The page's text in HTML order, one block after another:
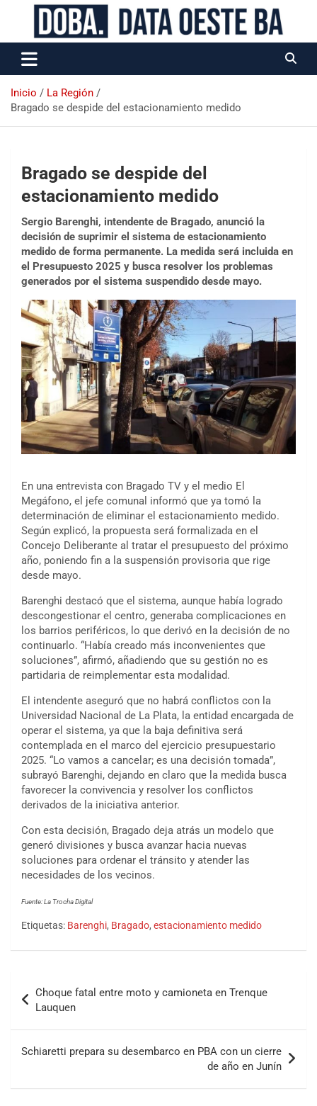
Data Oeste BA
Inicio
La Región
Bragado se despide del estacionamiento medido
Bragado se despide del
estacionamiento medido
Sergio Barenghi, intendente de Bragado, anunció la
decisión de suprimir el sistema de estacionamiento
medido de forma permanente. La medida será incluida en
el Presupuesto 2025 y busca resolver los problemas
generados por el sistema suspendido desde mayo.
En una entrevista con Bragado TV y el medio El
Megáfono, el jefe comunal informó que ya tomó la
determinación de eliminar el estacionamiento medido.
Según explicó, la propuesta será formalizada en el
Concejo Deliberante al tratar el presupuesto del próximo
año, poniendo fin a la suspensión provisoria que rige
desde mayo.
Barenghi destacó que el sistema, aunque había logrado
descongestionar el centro, generaba complicaciones en
los barrios periféricos, lo que derivó en la decisión de no
continuarlo. “Había creado más inconvenientes que
soluciones”, afirmó, añadiendo que su gestión no es
partidaria de reimplementar esta modalidad.
El intendente aseguró que no habrá conflictos con la
Universidad Nacional de La Plata, la entidad encargada de
operar el sistema, ya que la baja definitiva será
contemplada en el marco del ejercicio presupuestario
2025. “Lo vamos a cancelar; es una decisión tomada”,
subrayó Barenghi, dejando en claro que la medida busca
favorecer la convivencia y resolver los conflictos
derivados de la iniciativa anterior.
Con esta decisión, Bragado deja atrás un modelo que
generó divisiones y busca avanzar hacia nuevas
soluciones para ordenar el tránsito y atender las
necesidades de los vecinos.
Fuente: La Trocha Digital
Etiquetas: Barenghi, Bragado, estacionamiento medido
Choque fatal entre moto y camioneta en Trenque
Lauquen
Schiaretti prepara su desembarco en PBA con un cierre
de año en Junín